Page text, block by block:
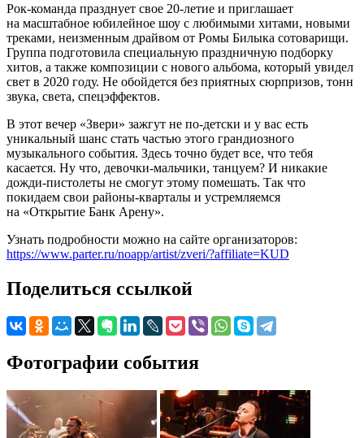
Рок-команда празднует свое 20-летие и приглашает
на масштабное юбилейное шоу с любимыми хитами, новыми
треками, неизменным драйвом от Ромы Билыка сотоварищи.
Группа подготовила специальную праздничную подборку
хитов, а также композиции с нового альбома, который увидел
свет в 2020 году. Не обойдется без приятных сюрпризов, тонн
звука, света, спецэффектов.
В этот вечер «Звери» зажгут не по-детски и у вас есть
уникальный шанс стать частью этого грандиозного
музыкального события. Здесь точно будет все, что тебя
касается. Ну что, девочки-мальчики, танцуем? И никакие
дожди-пистолеты не смогут этому помешать. Так что
покидаем свои районы-кварталы и устремляемся
на «Открытие Банк Арену».
Узнать подробности можно на сайте организаторов:
https://www.parter.ru/noapp/artist/zveri/?affiliate=KUD
Поделиться ссылкой
Фотографии события